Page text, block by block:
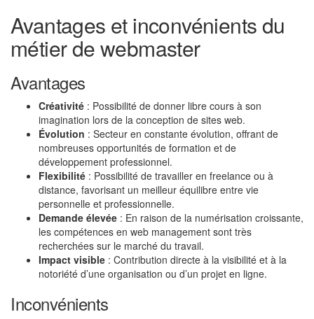
Avantages et inconvénients du
métier de webmaster
Avantages
Créativité : Possibilité de donner libre cours à son
imagination lors de la conception de sites web.
Évolution : Secteur en constante évolution, offrant de
nombreuses opportunités de formation et de
développement professionnel.
Flexibilité : Possibilité de travailler en freelance ou à
distance, favorisant un meilleur équilibre entre vie
personnelle et professionnelle.
Demande élevée : En raison de la numérisation croissante,
les compétences en web management sont très
recherchées sur le marché du travail.
Impact visible : Contribution directe à la visibilité et à la
notoriété d’une organisation ou d’un projet en ligne.
Inconvénients